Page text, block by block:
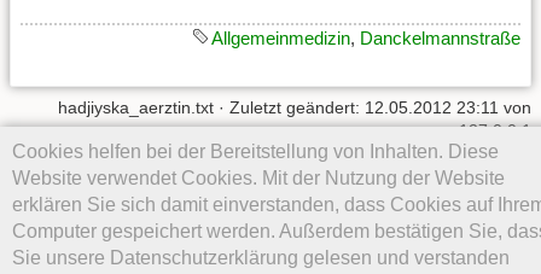
Allgemeinmedizin, Danckelmannstraße
Cookies helfen bei der Bereitstellung von Inhalten. Diese
Website verwendet Cookies. Mit der Nutzung der Website
erklären Sie sich damit einverstanden, dass Cookies auf
Computer gespeichert werden. Außerdem bestätigen Sie,
Sie unsere Datenschutzerklärung gelesen und verstanden
hadjiyska_aerztin.txt · Zuletzt geändert: 12.05.2012 23:11 von
127.0.0.1
Falls nicht anders bezeichnet, ist der Inhalt dieses Wikis unter der
folgenden Lizenz veröffentlicht:
CC Attribution-Noncommercial-
Share Alike 4.0 International